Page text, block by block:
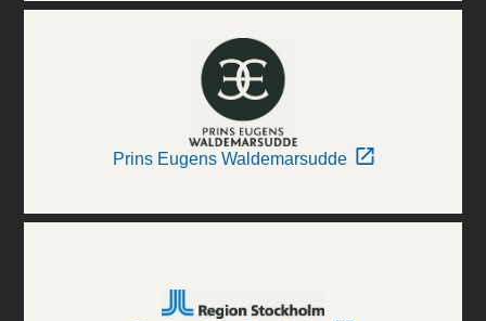
Prins Eugens Waldemarsudde